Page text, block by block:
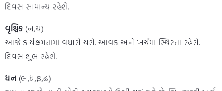
દિવસ સામાન્ય રહેશે.
વૃશ્ચિક (ન,ય)
આજે કાર્યક્ષમતામાં વધારો થશે. આવક અને ખર્ચમાં સ્થિરતા રહેશે.
દિવસ શુભ રહેશે.
ધન (ભ,ધ,ફ,ઢ)